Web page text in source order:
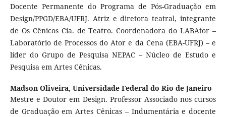
Docente Permanente do Programa de Pós-Graduação em
Design/PPGD/EBA/UFRJ. Atriz e diretora teatral, integrante
de Os Cênicos Cia. de Teatro. Coordenadora do LABAtor –
Laboratório de Processos do Ator e da Cena (EBA-UFRJ) – e
líder do Grupo de Pesquisa NEPAC – Núcleo de Estudo e
Pesquisa em Artes Cênicas.
Madson Oliveira, Universidade Federal do Rio de Janeiro
Mestre e Doutor em Design. Professor Associado nos cursos
de Graduação em Artes Cênicas – Indumentária e docente